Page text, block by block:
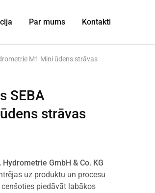
Par mums Kontakti
M1 Mini ūdens strāvas
SEBA
strāvas
GmbH & Co. KG
uz produktu un procesu
piedāvāt labākos